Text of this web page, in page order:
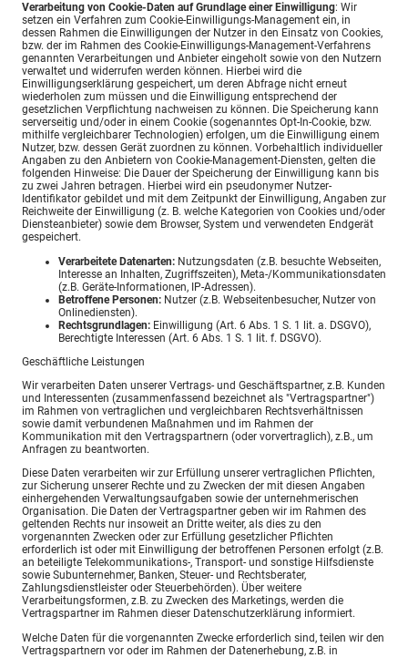
Verarbeitung von Cookie-Daten auf Grundlage einer Einwilligung: Wir
setzen ein Verfahren zum Cookie-Einwilligungs-Management ein, in
dessen Rahmen die Einwilligungen der Nutzer in den Einsatz von Cookies,
bzw. der im Rahmen des Cookie-Einwilligungs-Management-Verfahrens
genannten Verarbeitungen und Anbieter eingeholt sowie von den Nutzern
verwaltet und widerrufen werden können. Hierbei wird die
Einwilligungserklärung gespeichert, um deren Abfrage nicht erneut
wiederholen zum müssen und die Einwilligung entsprechend der
gesetzlichen Verpflichtung nachweisen zu können. Die Speicherung kann
serverseitig und/oder in einem Cookie (sogenanntes Opt-In-Cookie, bzw.
mithilfe vergleichbarer Technologien) erfolgen, um die Einwilligung einem
Nutzer, bzw. dessen Gerät zuordnen zu können. Vorbehaltlich individueller
Angaben zu den Anbietern von Cookie-Management-Diensten, gelten die
folgenden Hinweise: Die Dauer der Speicherung der Einwilligung kann bis
zu zwei Jahren betragen. Hierbei wird ein pseudonymer Nutzer-
Identifikator gebildet und mit dem Zeitpunkt der Einwilligung, Angaben zur
Reichweite der Einwilligung (z. B. welche Kategorien von Cookies und/oder
Diensteanbieter) sowie dem Browser, System und verwendeten Endgerät
gespeichert.
Verarbeitete Datenarten: Nutzungsdaten (z.B. besuchte Webseiten,
Interesse an Inhalten, Zugriffszeiten), Meta-/Kommunikationsdaten
(z.B. Geräte-Informationen, IP-Adressen).
Betroffene Personen: Nutzer (z.B. Webseitenbesucher, Nutzer von
Onlinediensten).
Rechtsgrundlagen: Einwilligung (Art. 6 Abs. 1 S. 1 lit. a. DSGVO),
Berechtigte Interessen (Art. 6 Abs. 1 S. 1 lit. f. DSGVO).
Geschäftliche Leistungen
Wir verarbeiten Daten unserer Vertrags- und Geschäftspartner, z.B. Kunden
und Interessenten (zusammenfassend bezeichnet als "Vertragspartner")
im Rahmen von vertraglichen und vergleichbaren Rechtsverhältnissen
sowie damit verbundenen Maßnahmen und im Rahmen der
Kommunikation mit den Vertragspartnern (oder vorvertraglich), z.B., um
Anfragen zu beantworten.
Diese Daten verarbeiten wir zur Erfüllung unserer vertraglichen Pflichten,
zur Sicherung unserer Rechte und zu Zwecken der mit diesen Angaben
einhergehenden Verwaltungsaufgaben sowie der unternehmerischen
Organisation. Die Daten der Vertragspartner geben wir im Rahmen des
geltenden Rechts nur insoweit an Dritte weiter, als dies zu den
vorgenannten Zwecken oder zur Erfüllung gesetzlicher Pflichten
erforderlich ist oder mit Einwilligung der betroffenen Personen erfolgt (z.B.
an beteiligte Telekommunikations-, Transport- und sonstige Hilfsdienste
sowie Subunternehmer, Banken, Steuer- und Rechtsberater,
Zahlungsdienstleister oder Steuerbehörden). Über weitere
Verarbeitungsformen, z.B. zu Zwecken des Marketings, werden die
Vertragspartner im Rahmen dieser Datenschutzerklärung informiert.
Welche Daten für die vorgenannten Zwecke erforderlich sind, teilen wir den
Vertragspartnern vor oder im Rahmen der Datenerhebung, z.B. in